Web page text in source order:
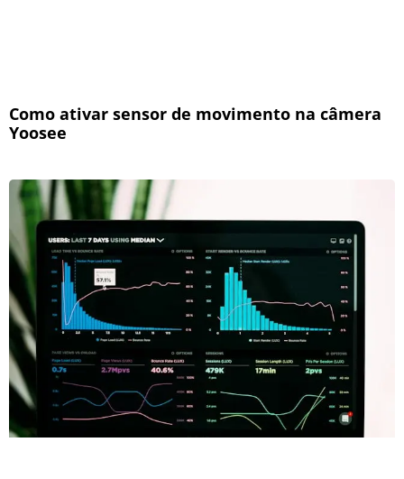
Como ativar sensor de movimento na câmera
Yoosee